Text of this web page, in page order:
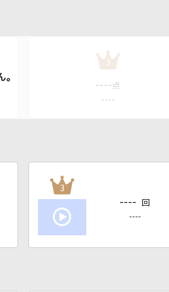
3
---- 点
----
3
---- 回
----